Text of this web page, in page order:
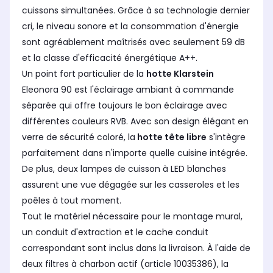
cuissons simultanées. Grâce à sa technologie dernier
cri, le niveau sonore et la consommation d'énergie
sont agréablement maîtrisés avec seulement 59 dB
et la classe d'efficacité énergétique A++.
Un point fort particulier de la hotte Klarstein
Eleonora 90 est l'éclairage ambiant à commande
séparée qui offre toujours le bon éclairage avec
différentes couleurs RVB. Avec son design élégant en
verre de sécurité coloré, la hotte tête libre s'intègre
parfaitement dans n'importe quelle cuisine intégrée.
De plus, deux lampes de cuisson à LED blanches
assurent une vue dégagée sur les casseroles et les
poêles à tout moment.
Tout le matériel nécessaire pour le montage mural,
un conduit d'extraction et le cache conduit
correspondant sont inclus dans la livraison. À l'aide de
deux filtres à charbon actif (article 10035386), la